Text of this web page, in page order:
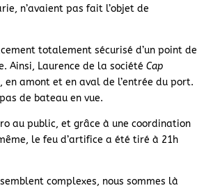
n’avaient pas fait l’objet de
totalement sécurisé d’un point de
Ainsi, Laurence de la sociétéCap
en amont et en aval de l’entrée du port.
de bateau en vue.
au public, et grâce à une coordination
le feu d’artifice a été tiré à 21h
complexes, nous sommes là